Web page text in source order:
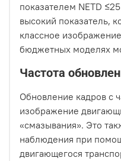
показателем NEТD
высокий показатель,
классное
бюджетных моделях
Частота
Обновление кадров с
изображение
«смазывания». Это
наблюдения при
двигающегося